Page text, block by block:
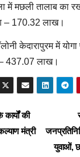
में मछली तालाब का
– 170.32 लाख।
केदारापुरम में योगा
437.07 लाख।
युवाओं,
कार्यों की
मंत्री